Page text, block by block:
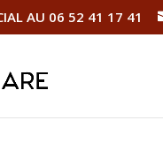
AU 06 52 41 17 41